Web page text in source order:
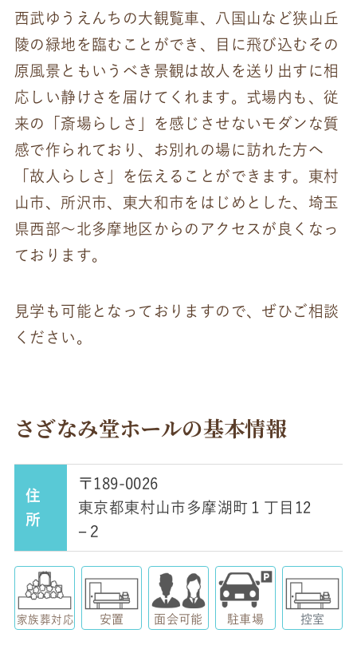
西武ゆうえんちの大観覧車、八国山など狭山丘
陵の緑地を臨むことができ、目に飛び込むその
原風景ともいうべき景観は故人を送り出すに相
応しい静けさを届けてくれます。式場内も、従
来の「斎場らしさ」を感じさせないモダンな質
感で作られており、お別れの場に訪れた方へ
「故人らしさ」を伝えることができます。東村
山市、所沢市、東大和市をはじめとした、埼玉
県西部～北多摩地区からのアクセスが良くなっ
ております。
見学も可能となっておりますので、ぜひご相談
ください。
さざなみ堂ホールの基本情報
住
所
〒189-0026
東京都東村山市多摩湖町１丁目12
−２
家族葬対応 安置 面会可能 駐車場 控室